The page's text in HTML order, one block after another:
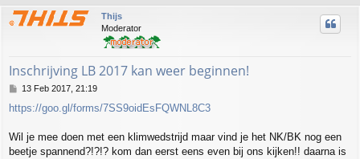
h
Thijs
Moderator
Inschrijving LB 2017 kan weer beginnen!
P
s
13 Feb 2017, 21:19
https://goo.gl/forms/7SS9oidEsFQWNL8C3
Wil je mee doen met een klimwedstrijd maar vind je het NK/BK nog een
beetje spannend?!?!? kom dan eerst eens even bij ons kijken!! daarna is